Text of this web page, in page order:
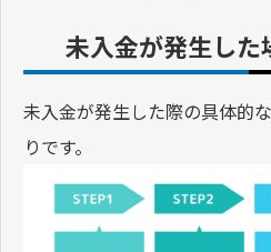
未入金が発生し
未入金が発生した際の具体的
りです。